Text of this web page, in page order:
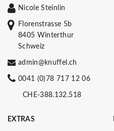
Nicole Steinlin
Florenstrasse 5b
8405 Winterthur
Schweiz
admin@knuffel.ch
0041 (0)78 717 12 06
CHE-388.132.518
EXTRAS